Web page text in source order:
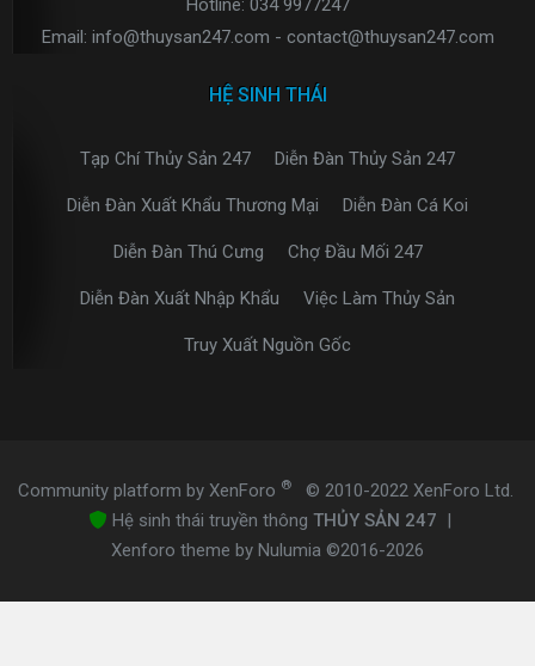
Hotline: 034 9977247
Email: info@thuysan247.com - contact@thuysan247.com
HỆ SINH THÁI
Tạp Chí Thủy Sản 247 Diễn Đàn Thủy Sản 247
Diễn Đàn Xuất Khẩu Thương Mại Diễn Đàn Cá Koi
Diễn Đàn Thú Cưng Chợ Đầu Mối 247
Diễn Đàn Xuất Nhập Khẩu Việc Làm Thủy Sản
Truy Xuất Nguồn Gốc
Community platform by XenForo ®
© 2010-2022 XenForo Ltd.
Hệ sinh thái truyền thông THỦY SẢN 247 |
Xenforo theme by Nulumia ©2016-2026